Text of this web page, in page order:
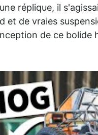
réplique, il
et de vraies
de ce bolide